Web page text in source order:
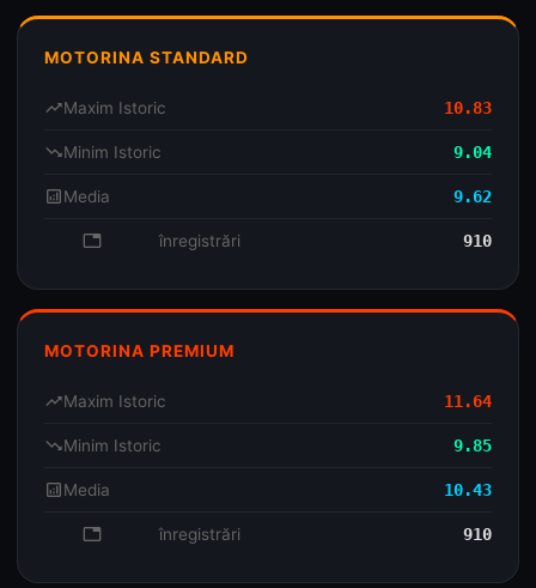
MOTORINA STANDARD
trending_upMaxim Istoric 10.83
trending_downMinim Istoric 9.04
analyticsMedia 9.62
database înregistrări 910
MOTORINA PREMIUM
trending_upMaxim Istoric 11.64
trending_downMinim Istoric 9.85
analyticsMedia 10.43
database înregistrări 910